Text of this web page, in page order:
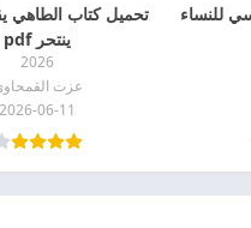
للنساء
تحميل كتاب الطاهي
ينتحر pdf
2026
عزت
2026-06-11